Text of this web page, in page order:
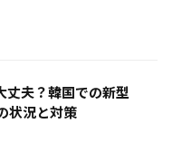
丈夫？韓国での新型
状況と対策